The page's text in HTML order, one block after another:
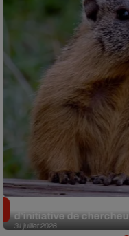
31 juillet 2026
d’initiative de